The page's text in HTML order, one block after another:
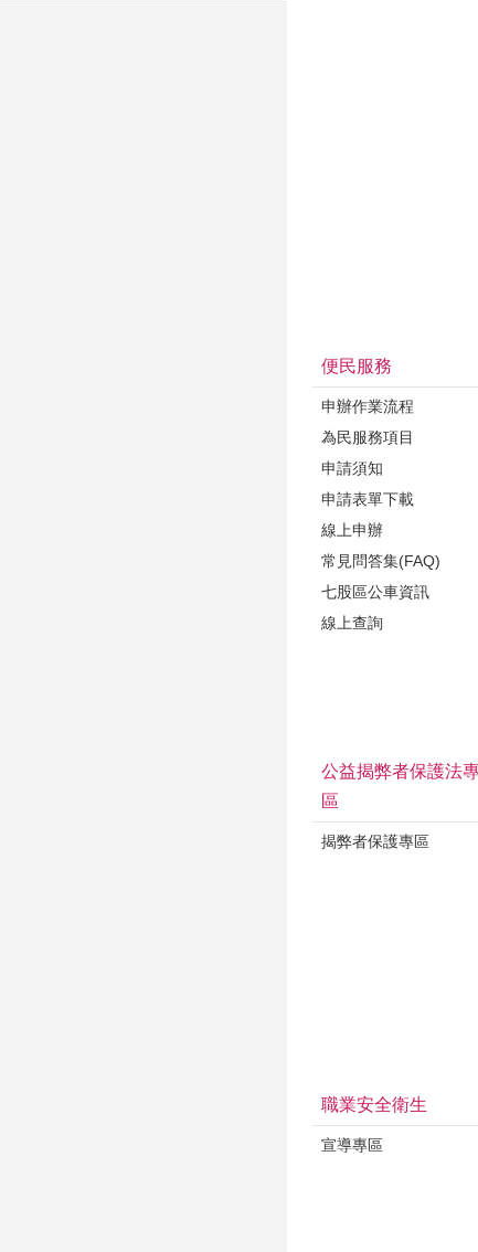
便民服務
申辦作業流程
為民服務項目
申請須知
申請表單下載
線上申辦
常見問答集(FAQ)
七股區公車資訊
線上查詢
公益揭弊者保護法
區
揭弊者保護專區
職業安全衛生
宣導專區